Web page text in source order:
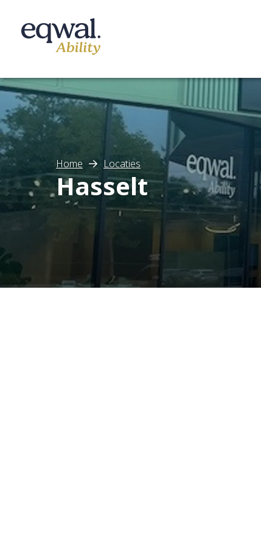
Zorgoplossingen
Catalogus
Home Locaties
Hasselt